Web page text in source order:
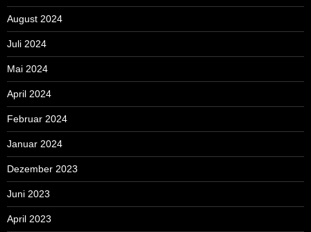
August 2024
Juli 2024
Mai 2024
April 2024
Februar 2024
Januar 2024
Dezember 2023
Juni 2023
April 2023